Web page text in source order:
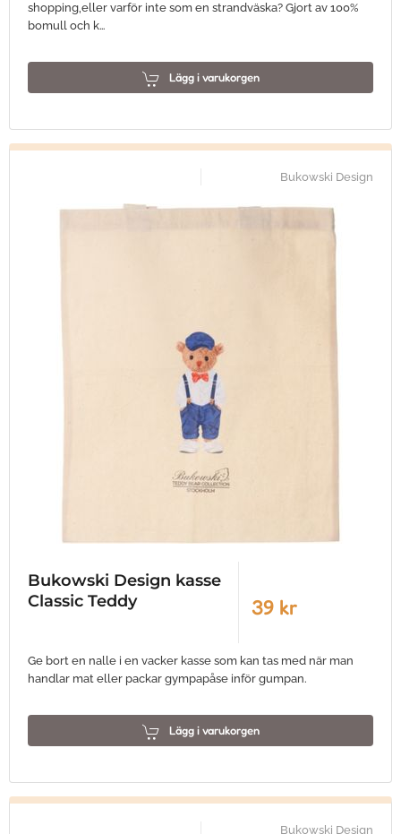
shopping,eller varför inte som en strandväska? Gjort av 100%
bomull och k…
Lägg i varukorgen
Bukowski Design
Bukowski Design kasse
Classic Teddy
39 kr
Ge bort en nalle i en vacker kasse som kan tas med när man
handlar mat eller packar gympapåse inför gumpan.
Lägg i varukorgen
Bukowski Design